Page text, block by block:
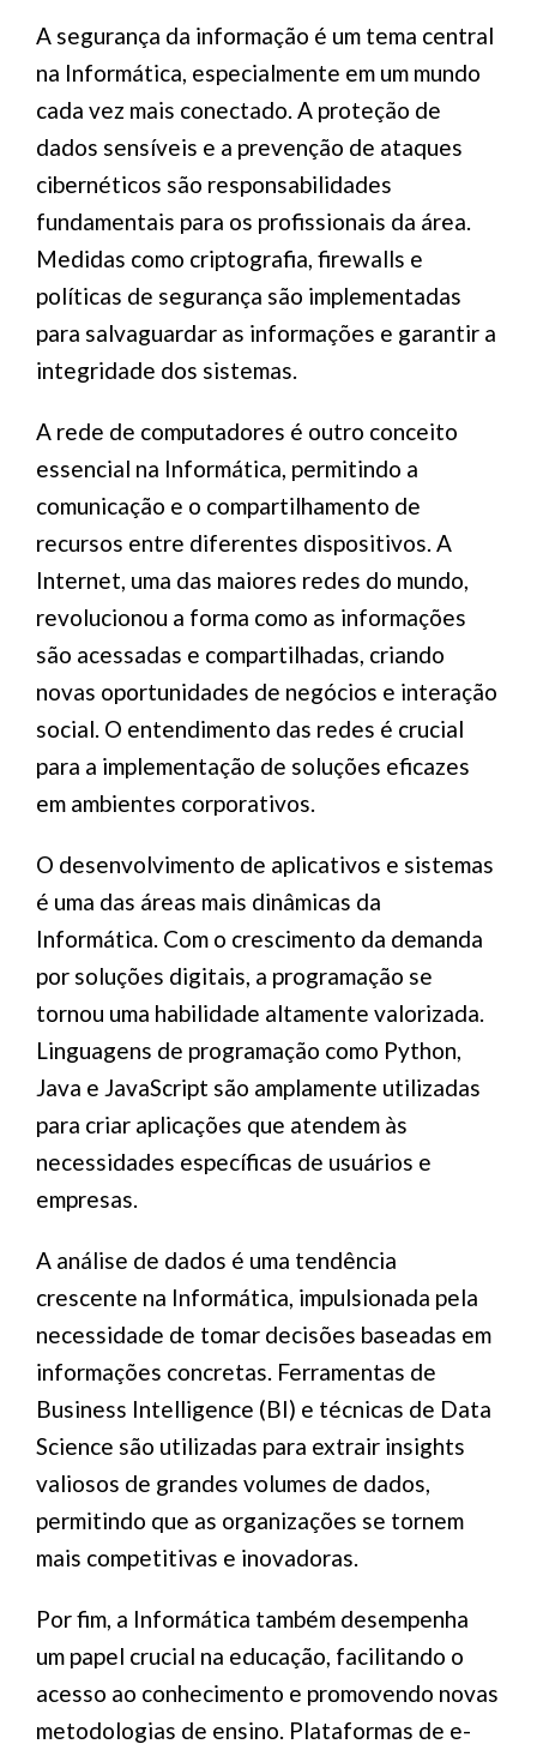
A segurança da informação é um tema central
na Informática, especialmente em um mundo
cada vez mais conectado. A proteção de
dados sensíveis e a prevenção de ataques
cibernéticos são responsabilidades
fundamentais para os profissionais da área.
Medidas como criptografia, firewalls e
políticas de segurança são implementadas
para salvaguardar as informações e garantir a
integridade dos sistemas.
A rede de computadores é outro conceito
essencial na Informática, permitindo a
comunicação e o compartilhamento de
recursos entre diferentes dispositivos. A
Internet, uma das maiores redes do mundo,
revolucionou a forma como as informações
são acessadas e compartilhadas, criando
novas oportunidades de negócios e interação
social. O entendimento das redes é crucial
para a implementação de soluções eficazes
em ambientes corporativos.
O desenvolvimento de aplicativos e sistemas
é uma das áreas mais dinâmicas da
Informática. Com o crescimento da demanda
por soluções digitais, a programação se
tornou uma habilidade altamente valorizada.
Linguagens de programação como Python,
Java e JavaScript são amplamente utilizadas
para criar aplicações que atendem às
necessidades específicas de usuários e
empresas.
A análise de dados é uma tendência
crescente na Informática, impulsionada pela
necessidade de tomar decisões baseadas em
informações concretas. Ferramentas de
Business Intelligence (BI) e técnicas de Data
Science são utilizadas para extrair insights
valiosos de grandes volumes de dados,
permitindo que as organizações se tornem
mais competitivas e inovadoras.
Por fim, a Informática também desempenha
um papel crucial na educação, facilitando o
acesso ao conhecimento e promovendo novas
metodologias de ensino. Plataformas de e-